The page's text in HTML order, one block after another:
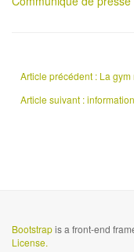
Article précédent : La
Article suivant :
Bootstrapis a front-end
License.